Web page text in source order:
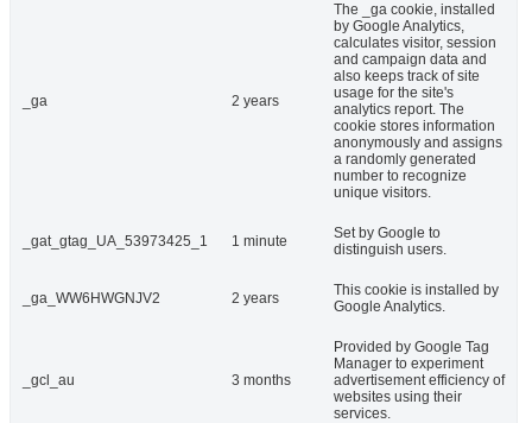
_ga 2 years
The _ga cookie, installed
by Google Analytics,
calculates visitor, session
and campaign data and
also keeps track of site
usage for the site's
analytics report. The
cookie stores information
anonymously and assigns
a randomly generated
number to recognize
unique visitors.
_gat_gtag_UA_53973425_1 1 minute
Set by Google to
distinguish users.
_ga_WW6HWGNJV2 2 years
This cookie is installed by
Google Analytics.
_gcl_au 3 months
Provided by Google Tag
Manager to experiment
advertisement efficiency of
websites using their
services.